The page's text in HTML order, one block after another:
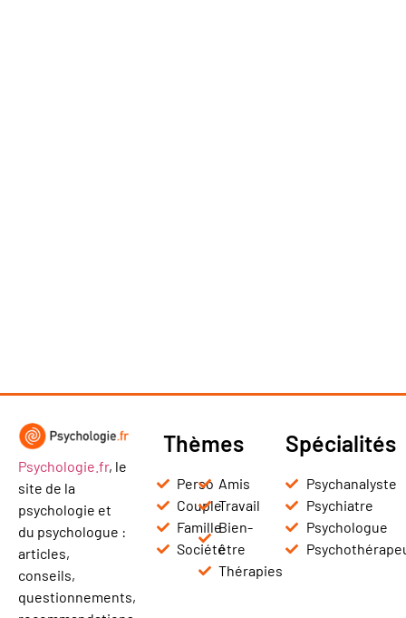
Psychologie.fr, le
site de la
psychologie et
du psychologue :
articles,
conseils,
questionnements,
Thèmes
Perso
Couple
Famille
Société
Amis
Travail
Bien-
être
Thérapies
Spécialités
Psychanalyste
Psychiatre
Psychologue